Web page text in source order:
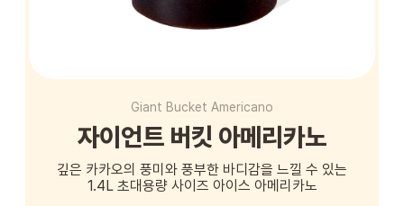
Giant Bucket Americano
자이언트 버킷 아메리카노
깊은 카카오의 풍미와 풍부한 바디감을 느낄 수 있는
1.4L 초대용량 사이즈 아이스 아메리카노